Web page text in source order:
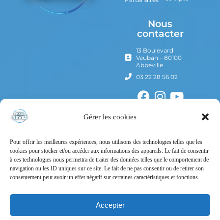
Gérer les cookies
Pour offrir les meilleures expériences, nous utilisons des technologies telles que les
cookies pour stocker et/ou accéder aux informations des appareils. Le fait de consentir
à ces technologies nous permettra de traiter des données telles que le comportement de
navigation ou les ID uniques sur ce site. Le fait de ne pas consentir ou de retirer son
consentement peut avoir un effet négatif sur certaines caractéristiques et fonctions.
Accepter
Nous
contacter
13 Boulevard
Vauban – 80100
Abbeville
03 22 28 56 02
Mentions Légales Politique de confidentialité
Conditions Générales d’Utilisation